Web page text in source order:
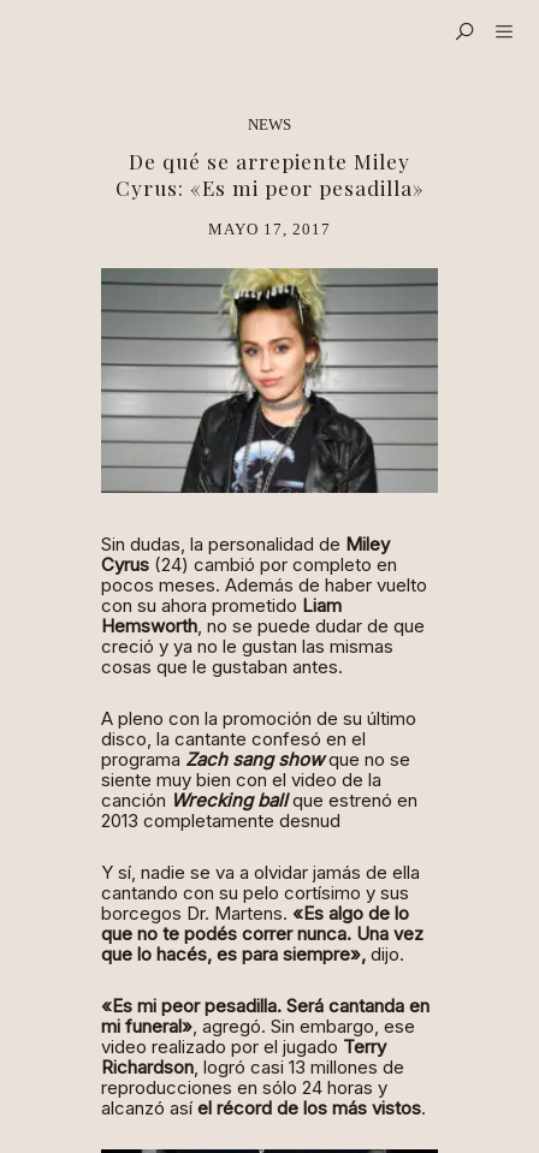
NEWS
De qué se arrepiente Miley
Cyrus: «Es mi peor pesadilla»
MAYO 17, 2017
Sin dudas, la personalidad de Miley
Cyrus (24) cambió por completo en
pocos meses. Además de haber vuelto
con su ahora prometido Liam
Hemsworth , no se puede dudar de que
creció y ya no le gustan las mismas
cosas que le gustaban antes.
A pleno con la promoción de su último
disco , la cantante confesó en el
programa Zach sang showque no se
siente muy bien con el video de la
canción Wrecking ballque estrenó en
2013 completamente desnud
Y sí, nadie se va a olvidar jamás de ella
cantando con su pelo cortísimo y sus
borcegos Dr. Martens. «Es algo de lo
que no te podés correr nunca. Una vez
que lo hacés, es para siempre», dijo.
«Es mi peor pesadilla. Será cantanda en
mi funeral» , agregó. Sin embargo, ese
video realizado por el jugado Terry
Richardson , logró casi 13 millones de
reproducciones en sólo 24 horas y
alcanzó así el récord de los más vistos.